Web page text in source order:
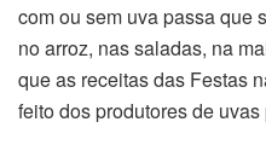
com ou sem uva passa que
no arroz, nas saladas, na
que as receitas das Festas
feito dos produtores de uvas